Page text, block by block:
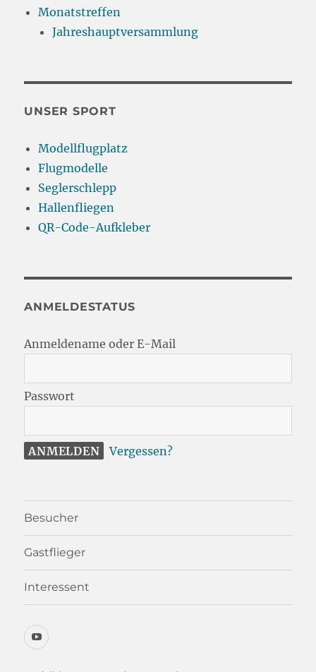
Monatstreffen
Jahreshauptversammlung
UNSER SPORT
Modellflugplatz
Flugmodelle
Seglerschlepp
Hallenfliegen
QR-Code-Aufkleber
ANMELDESTATUS
Anmeldename oder E-Mail
Passwort
Vergessen?
Besucher
Gastflieger
Interessent
YouTube-